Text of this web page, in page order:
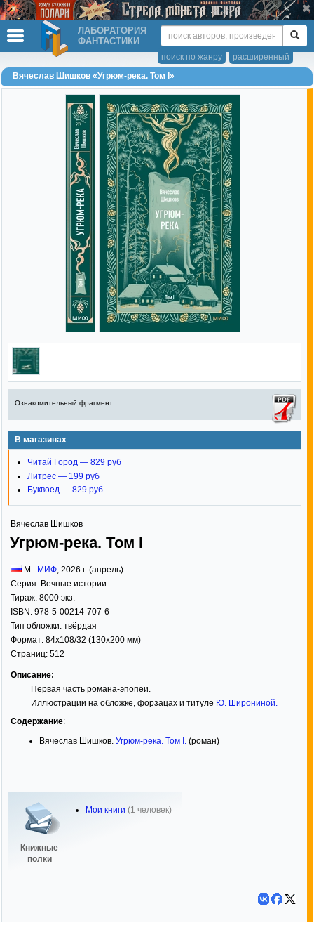
ЛАБОРАТОРИЯ
ФАНТАСТИКИ
расширенный
поиск по жанру
Вячеслав Шишков «Угрюм-река. Том I»
Ознакомительный фрагмент
В магазинах
Читай Город — 829 руб
Литрес — 199 руб
Буквоед — 829 руб
Вячеслав Шишков
Угрюм-река. Том I
М.: МИФ 2026 г. (апрель)
Серия: Вечные истории
Тираж: 8000 экз.
ISBN: 978-5-00214-707-6
Тип обложки: твёрдая
Формат: 84x108/32 (130x200 мм)
Страниц: 512
Описание:
Первая часть романа-эпопеи.
Иллюстрации на обложке, форзацах и титуле Ю. Широниной
Содержание:
Вячеслав Шишков. Угрюм-река. Том I. (роман)
Книжные
полки
Мои книги (1 человек)